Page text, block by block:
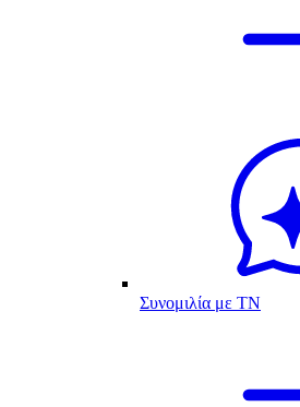
Συνομιλία με ΤΝ